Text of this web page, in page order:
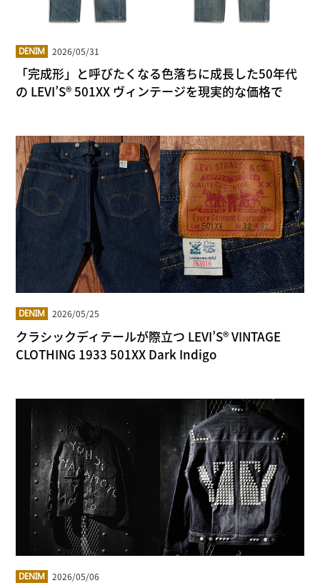
DENIM 2026/05/31
「完成形」と呼びたくなる色落ちに成長した50年代
の LEVI’S® 501XX ヴィンテージを現実的な価格で
DENIM 2026/05/25
クラシックディテールが際立つ LEVI’S® VINTAGE
CLOTHING 1933 501XX Dark Indigo
DENIM 2026/05/06